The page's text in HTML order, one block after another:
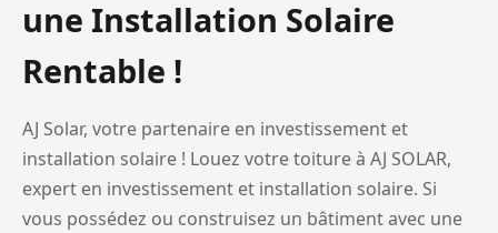
une Installation Solaire
Rentable !
AJ Solar, votre partenaire en investissement et
installation solaire ! Louez votre toiture à AJ SOLAR,
expert en investissement et installation solaire. Si
vous possédez ou construisez un bâtiment avec une